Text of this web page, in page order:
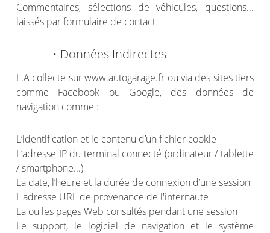
Commentaires, sélections de véhicules, questions...
laissés par formulaire de contact
• Données Indirectes
L.A collecte sur www.autogarage.fr ou via des sites tiers
comme Facebook ou Google, des données de
navigation comme :
L’identification et le contenu d’un fichier cookie
L’adresse IP du terminal connecté (ordinateur / tablette
/ smartphone...)
La date, l’heure et la durée de connexion d’une session
L'adresse URL de provenance de l'internaute
La ou les pages Web consultés pendant une session
Le support, le logiciel de navigation et le système